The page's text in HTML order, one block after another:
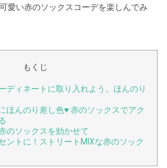
愛い赤のソックスコーデを楽しんでみ
もくじ
ディネートに取り入れよう。ほんのり
ほんのり差し色♥ 赤のソックスでアク
のソックスを効かせて
ントに！ストリートMIXな赤のソック